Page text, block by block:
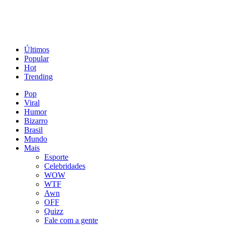
Últimos
Popular
Hot
Trending
Pop
Viral
Humor
Bizarro
Brasil
Mundo
Mais
Esporte
Celebridades
WOW
WTF
Awn
OFF
Quizz
Fale com a gente